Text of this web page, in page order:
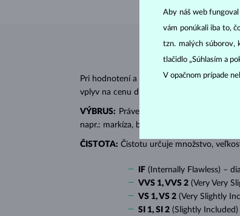
Pri hodnotení a certifikáciidiamantovsa
vplyv na cenu diamantu.
VÝBRUS: Práve správny výbrus dodáva
napr.: markíza, bageta, srdiečko, slza,
ČISTOTA: Čistotu určuje množstvo,
IF (Internally Flawless) –
VVS 1, VVS 2 (Very Very
VS 1, VS 2 (Very Slightly
SI 1, SI 2 (Slightly
Aby náš web
vám ponúkali iba to,
tzn. malých súborov,
tlačidlo „Súhlasím a
V opačnom prípade